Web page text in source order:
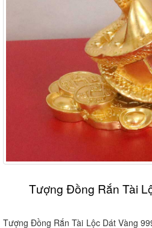
Tượng Đồng Rắn Tài
Tượng Đồng Rắn Tài Lộc Dát Vàng